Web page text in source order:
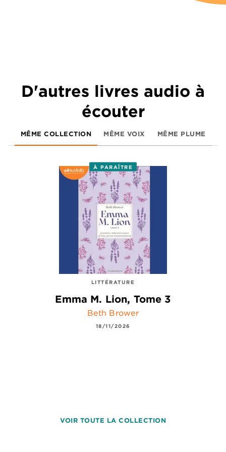
D'autres livres audio à
écouter
MÊME COLLECTION MÊME VOIX MÊME PLUME
À PARAÎTRE
LITTÉRATURE
Emma M. Lion, Tome 3
Beth Brower
18/11/2026
VOIR TOUTE LA COLLECTION